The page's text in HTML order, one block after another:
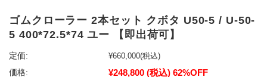
ゴムクローラー 2本セット クボタ U50-5 / U-50-
5 400*72.5*74 ユー 【即出荷可】
定価: ¥660,000(税込)
価格:
¥248,800 (税込) 62%OFF